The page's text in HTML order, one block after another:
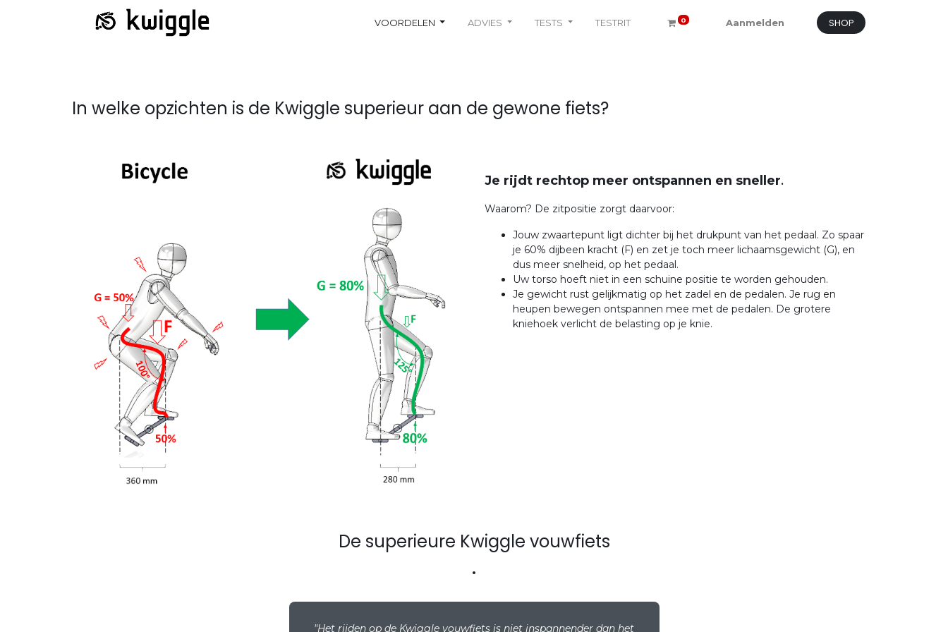
VOORDELEN ADVIES TESTS TESTRIT 0 Aanmelden SHOP
In welke opzichten is de Kwiggle superieur aan de gewone fiets?
Je rijdt rechtop meer ontspannen en sneller.
Waarom? De zitpositie zorgt daarvoor:
Jouw zwaartepunt ligt dichter bij het drukpunt van het pedaal. Zo spaar
je 60% dijbeen kracht (F) en zet je toch meer lichaamsgewicht (G), en
dus meer snelheid, op het pedaal.
Uw torso hoeft niet in een schuine positie te worden gehouden.
Je gewicht rust gelijkmatig op het zadel en de pedalen. Je rug en
heupen bewegen ontspannen mee met de pedalen. De grotere
kniehoek verlicht de belasting op je knie.
De superieure Kwiggle vouwfiets
.
"Het rijden op de Kwiggle vouwfiets is niet inspannender dan het